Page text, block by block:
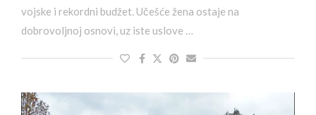
vojske i rekordni budžet. Učešće žena ostaje na
dobrovoljnoj osnovi, uz iste uslove …